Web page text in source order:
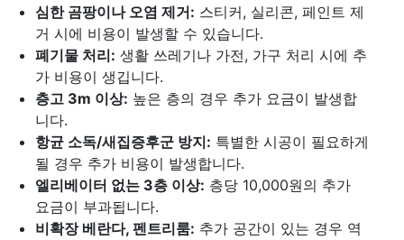
심한 곰팡이나 오염 제거: 스티커, 실리콘, 페인트 제
거 시에 비용이 발생할 수 있습니다.
폐기물 처리: 생활 쓰레기나 가전, 가구 처리 시에 추
가 비용이 생깁니다.
층고 3m 이상: 높은 층의 경우 추가 요금이 발생합
니다.
항균 소독/새집증후군 방지: 특별한 시공이 필요하게
될 경우 추가 비용이 발생합니다.
엘리베이터 없는 3층 이상: 층당 10,000원의 추가
요금이 부과됩니다.
비확장 베란다, 펜트리룸: 추가 공간이 있는 경우 역